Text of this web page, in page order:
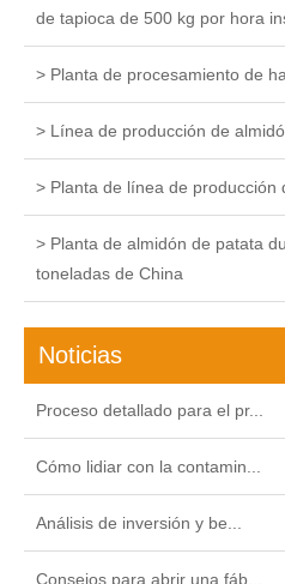
de tapioca de 500 kg por hora
> Planta de procesamiento de
> Línea de producción de
> Planta de línea de producción
> Planta de almidón de patata
toneladas de China
Noticias
Proceso detallado para el pr...
Cómo lidiar con la contamin...
Análisis de inversión y be...
Consejos para abrir una fáb...